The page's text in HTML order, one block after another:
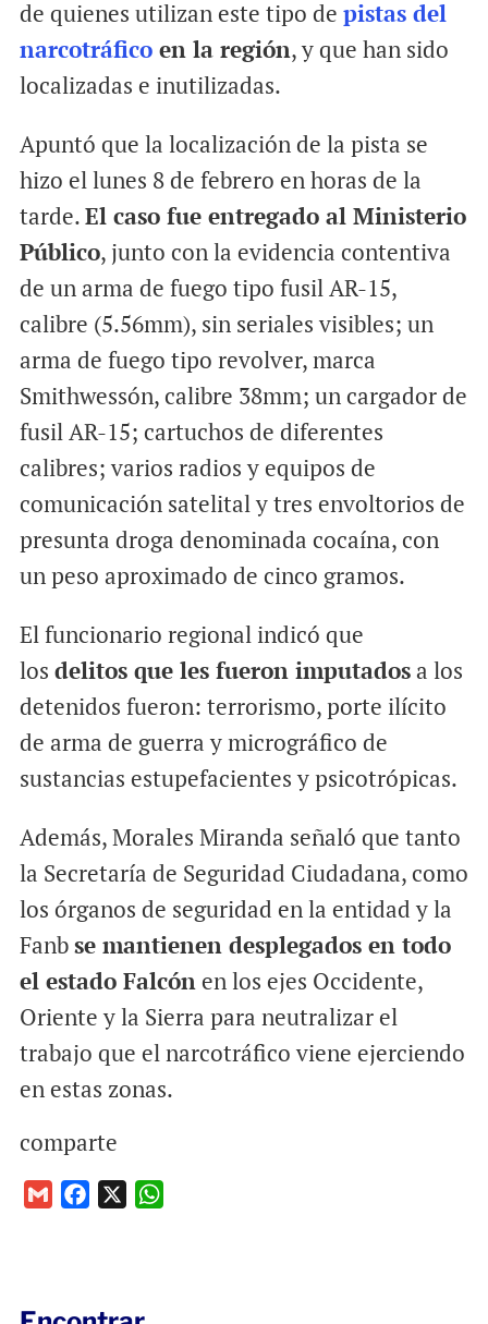
de quienes utilizan este tipo de pistas del
narcotráficoen la región, y que han sido
localizadas e inutilizadas.
Apuntó que la localización de la pista se
hizo el lunes 8 de febrero en horas de la
tarde.El caso fue entregado al Ministerio
Público, junto con la evidencia contentiva
de un arma de fuego tipo fusil AR-15,
calibre (5.56mm), sin seriales visibles; un
arma de fuego tipo revolver, marca
Smithwessón, calibre 38mm; un cargador de
fusil AR-15; cartuchos de diferentes
calibres; varios radios y equipos de
comunicación satelital y tres envoltorios de
presunta droga denominada cocaína, con
un peso aproximado de cinco gramos.
El funcionario regional indicó que
los delitos que les fueron imputadosa los
detenidos fueron: terrorismo, porte ilícito
de arma de guerra y micrográfico de
sustancias estupefacientes y psicotrópicas.
Además, Morales Miranda señaló que tanto
la Secretaría de Seguridad Ciudadana, como
los órganos de seguridad en la entidad y la
Fanbse mantienen desplegados en todo
el estado Falcón en los ejes Occidente,
Oriente y la Sierra para neutralizar el
trabajo que el narcotráfico viene ejerciendo
en estas zonas.
comparte